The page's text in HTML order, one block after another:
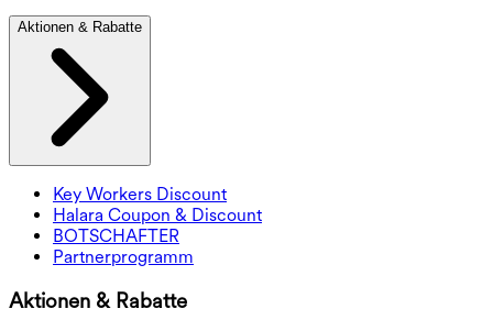
Aktionen & Rabatte
Key Workers Discount
Halara Coupon & Discount
BOTSCHAFTER
Partnerprogramm
Aktionen & Rabatte